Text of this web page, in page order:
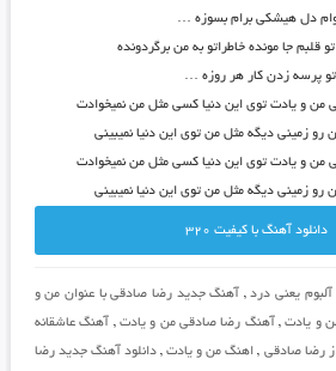
دل هیشکی برام بسوزه …
قلبم جا مونده خاطراتو به من برگردونده
پرسه زدن کار هر روزه …
من و یادت توی این دنیا کسی مثل من نمیخوادت
رو زمینی دیگه مثل من توی این دنیا نمیبینی
من و یادت توی این دنیا کسی مثل من نمیخوادت
رو زمینی دیگه مثل من توی این دنیا نمیبینی
دانلود آهنگ با کيفيت 320
آلبوم یعنی درد, آهنگ جدید رضا صادقی با عنوان من و
و یادت, آهنگ رضا صادقی من و یادت , آهنگ عاشقانه
رضا صادقی , اهنگ من و یادت, دانلود آهنگ جدید رضا